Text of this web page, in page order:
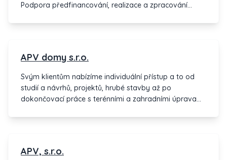
Podpora předfinancování, realizace a zpracování
APV domy s.r.o.
Svým klientům nabízíme individuální přístup a to od
studií a návrhů, projektů, hrubé stavby až po
dokončovací práce s terénními a zahradními úpravami.
práce, řemesla a dodávky hmot. Pečlivě sledujeme
APV, s.r.o.